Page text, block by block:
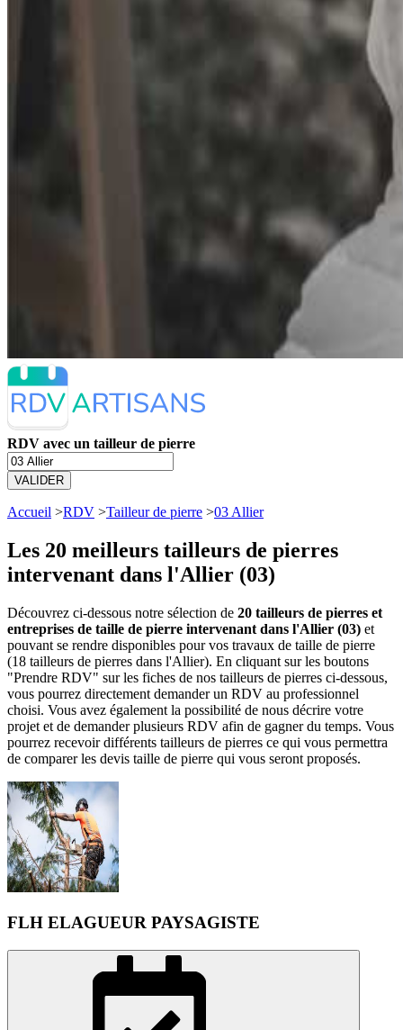
RDV avec un tailleur de pierre
VALIDER
Accueil >RDV >Tailleur de pierre >03 Allier
Les 20 meilleurs tailleurs de pierres
intervenant dans l'Allier (03)
Découvrez ci-dessous notre sélection de 20 tailleurs de pierres et
entreprises de taille de pierre intervenant dans l'Allier (03) et
pouvant se rendre disponibles pour vos travaux de taille de pierre
(18 tailleurs de pierres dans l'Allier). En cliquant sur les boutons
"Prendre RDV" sur les fiches de nos tailleurs de pierres ci-dessous,
vous pourrez directement demander un RDV au professionnel
choisi. Vous avez également la possibilité de nous décrire votre
projet et de demander plusieurs RDV afin de gagner du temps. Vous
pourrez recevoir différents tailleurs de pierres ce qui vous permettra
de comparer les devis taille de pierre qui vous seront proposés.
FLH ELAGUEUR PAYSAGISTE